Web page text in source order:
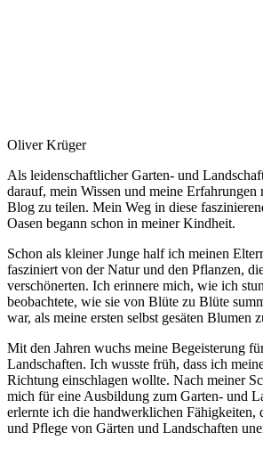
Oliver Krüger
Als leidenschaftlicher Garten- und
darauf, mein Wissen und meine Erfahrungen
Blog zu teilen. Mein Weg in diese
Oasen begann schon in meiner Kindheit.
Schon als kleiner Junge half ich meinen
fasziniert von der Natur und den Pflanzen,
verschönerten. Ich erinnere mich, wie ich
beobachtete, wie sie von Blüte zu Blüte
war, als meine ersten selbst gesäten Blumen
Mit den Jahren wuchs meine Begeisterung
Landschaften. Ich wusste früh, dass ich
Richtung einschlagen wollte. Nach meiner
mich für eine Ausbildung zum Garten- und
erlernte ich die handwerklichen Fähigkeiten,
und Pflege von Gärten und Landschaften